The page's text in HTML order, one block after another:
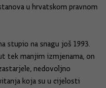
u hrvatskom pravnom
stupio na snagu još 1993.
tek manjim izmjenama, on
nedovoljno
koja su u cijelosti